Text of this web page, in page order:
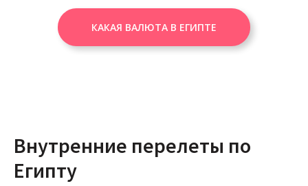
КАКАЯ ВАЛЮТА В ЕГИПТЕ
Внутренние перелеты по
Египту